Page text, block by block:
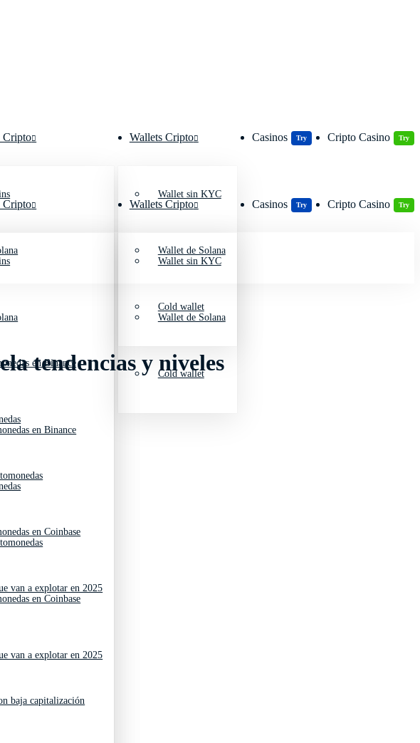
Cripto
en Binance
en Coinbase
van a explotar en 2025
baja capitalización
Wallets Cripto
Wallet sin KYC
Wallet de Solana
Cold wallet
Casinos Try Cripto Casino Try
Cripto
en Binance
en Coinbase
van a explotar en 2025
Wallets Cripto
Wallet sin KYC
Wallet de Solana
Cold wallet
Casinos Try Cripto Casino Try
tendencias y niveles